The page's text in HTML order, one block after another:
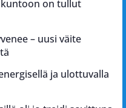
kuntoon on tullut
– uusi väite
ja ulottuvalla